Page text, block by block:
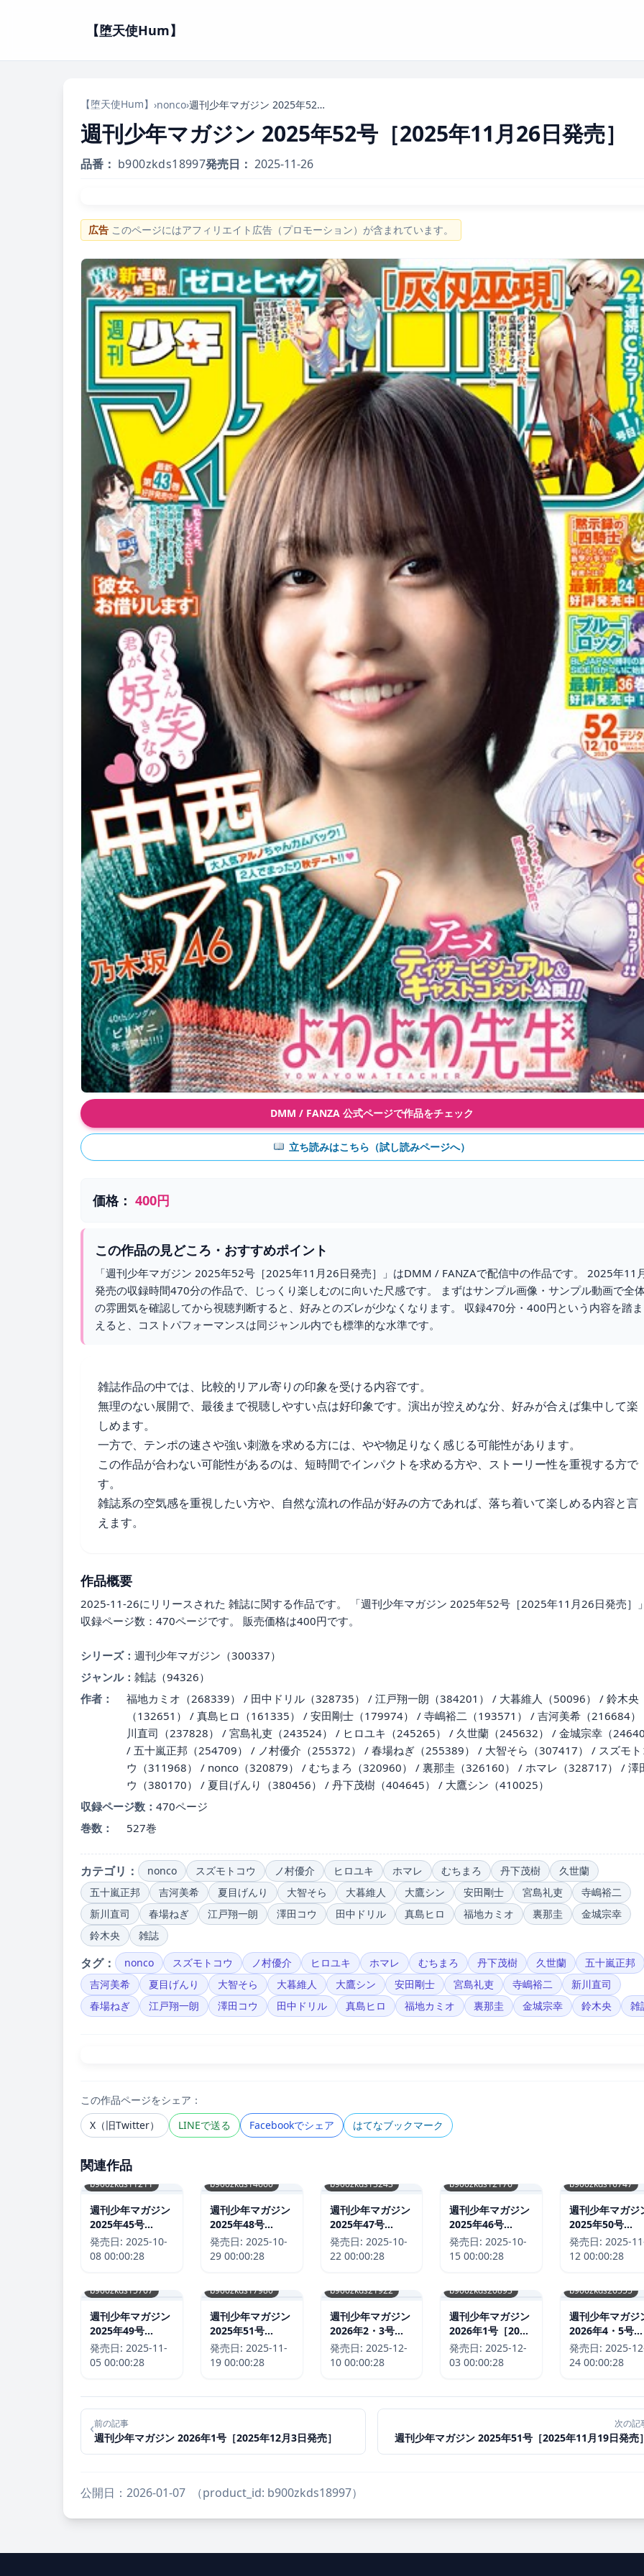
【堕天使Hum】
【堕天使Hum】 ›nonco› 週刊少年マガジン 2025年52号［2025年11月26日発売］
週刊少年マガジン 2025年52号［2025年11月26日発売］
品番： b900zkds18997発売日： 2025-11-26
広告 このページにはアフィリエイト広告（プロモーション）が含まれています。
DMM / FANZA 公式ページで作品をチェック
立ち読みはこちら（試し読みページへ）
価格： 400円
この作品の見どころ・おすすめポイント
「週刊少年マガジン 2025年52号［2025年11月26日発売］」はDMM / FANZAで配信中の作品です。 2025年11
発売の収録時間470分の作品で、じっくり楽しむのに向いた尺感です。 まずはサンプル画像・サンプル動画で全
の雰囲気を確認してから視聴判断すると、好みとのズレが少なくなります。 収録470分・400円という内容を踏ま
えると、コストパフォーマンスは同ジャンル内でも標準的な水準です。
雑誌作品の中では、比較的リアル寄りの印象を受ける内容です。
無理のない展開で、最後まで視聴しやすい点は好印象です。演出が控えめな分、好みが合えば集中して楽
しめます。
一方で、テンポの速さや強い刺激を求める方には、やや物足りなく感じる可能性があります。
この作品が合わない可能性があるのは、短時間でインパクトを求める方や、ストーリー性を重視する方で
す。
雑誌系の空気感を重視したい方や、自然な流れの作品が好みの方であれば、落ち着いて楽しめる内容と言
えます。
作品概要
2025-11-26にリリースされた 雑誌に関する作品です。 「週刊少年マガジン 2025年52号［2025年11月26日発売］
収録ページ数：470ページです。 販売価格は400円です。
シリーズ： 週刊少年マガジン（300337）
ジャンル： 雑誌（94326）
作者：
福地カミオ（268339） / 田中ドリル（328735） / 江戸翔一朗（384201） / 大暮維人（50096） / 鈴木央
（132651） / 真島ヒロ（161335） / 安田剛士（179974） / 寺嶋裕二（193571） / 吉河美希（216684
川直司（237828） / 宮島礼吏（243524） / ヒロユキ（245265） / 久世蘭（245632） / 金城宗幸（
/ 五十嵐正邦（254709） / ノ村優介（255372） / 春場ねぎ（255389） / 大智そら（307417） / スズモト
ウ（311968） / nonco（320879） / むちまろ（320960） / 裏那圭（326160） / ホマレ（328717） / 澤
ウ（380170） / 夏目げんり（380456） / 丹下茂樹（404645） / 大鷹シン（410025）
収録ページ数： 470ページ
巻数：
527巻
カテゴリ： nonco スズモトコウ ノ村優介 ヒロユキ ホマレ むちまろ 丹下茂樹
久世蘭
五十嵐正邦
吉河美希 夏目げんり 大智そら 大暮維人 大鷹シン 安田剛士 宮島礼吏
寺嶋裕二
新川直司
春場ねぎ 江戸翔一朗 澤田コウ 田中ドリル 真島ヒロ 福地カミオ 裏那圭
金城宗幸
鈴木央
雑誌
タグ： nonco スズモトコウ ノ村優介 ヒロユキ ホマレ むちまろ 丹下茂樹 久世蘭
五十嵐正邦
吉河美希
夏目げんり 大智そら 大暮維人 大鷹シン 安田剛士 宮島礼吏 寺嶋裕二
新川直司
春場ねぎ
江戸翔一朗 澤田コウ 田中ドリル 真島ヒロ 福地カミオ 裏那圭 金城宗幸 鈴木央 雑
この作品ページをシェア：
X（旧Twitter）
LINEで送る Facebookでシェア はてなブックマーク
関連作品
b900zkds11211
週刊少年マガジン
2025年45号
［2025年10月8日
発売］
発売日: 2025-10-
08 00:00:28
b900zkds14660
週刊少年マガジン
2025年48号
［2025年10月29
日発売］
発売日: 2025-10-
29 00:00:28
b900zkds13243
週刊少年マガジン
2025年47号
［2025年10月22
日発売］
発売日: 2025-10-
22 00:00:28
b900zkds12176
週刊少年マガジン
2025年46号
［2025年10月15
日発売］
発売日: 2025-10-
15 00:00:28
b900zkds16747
週刊少年マガジ
2025年50号
［2025年11月
日発売］
発売日: 2025-
12 00:00:28
b900zkds15767
週刊少年マガジン
2025年49号
［2025年11月5日
発売］
発売日: 2025-11-
05 00:00:28
b900zkds17980
週刊少年マガジン
2025年51号
［2025年11月19
日発売］
発売日: 2025-11-
19 00:00:28
b900zkds21922
週刊少年マガジン
2026年2・3号
［2025年12月10
日発売］
発売日: 2025-12-
10 00:00:28
b900zkds20893
週刊少年マガジン
2026年1号［2025
年12月3日発売］
発売日: 2025-12-
03 00:00:28
b900zkds26555
週刊少年マガジ
2026年4・5号
［2025年12月
日発売］
発売日: 2025-
24 00:00:28
‹前の記事
週刊少年マガジン 2026年1号［2025年12月3日発売］
次の記
週刊少年マガジン 2025年51号［2025年11月19日発売
公開日：2026-01-07 （product_id: b900zkds18997）